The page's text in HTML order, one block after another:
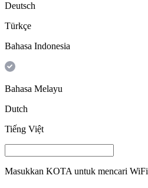
Deutsch
Türkçe
Bahasa Indonesia
Bahasa Melayu
Dutch
Tiếng Việt
Masukkan KOTA untuk mencari WiFi